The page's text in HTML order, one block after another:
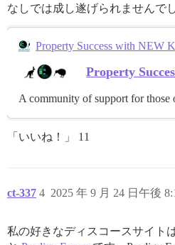
なしでは成し遂げられませんでし
Property Success with NEW
Property
A community of support for those
「いいね！」 11
ct-337 2025 年 9 月 24 日午後
4
私の好きなディスコースサイトは